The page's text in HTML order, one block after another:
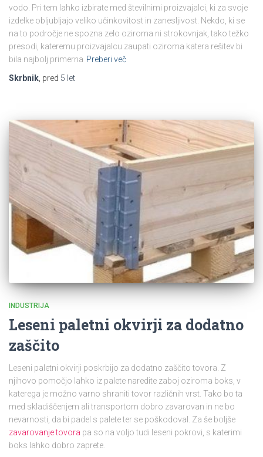
vodo. Pri tem lahko izbirate med številnimi proizvajalci, ki za svoje
izdelke obljubljajo veliko učinkovitost in zanesljivost. Nekdo, ki se
na to področje ne spozna zelo oziroma ni strokovnjak, tako težko
presodi, kateremu proizvajalcu zaupati oziroma katera rešitev bi
bila najbolj primerna Preberi več
Skrbnik , pred 5 let
INDUSTRIJA
Leseni paletni okvirji za dodatno
zaščito
Leseni paletni okvirji poskrbijo za dodatno zaščito tovora. Z
njihovo pomočjo lahko iz palete naredite zaboj oziroma boks, v
katerega je možno varno shraniti tovor različnih vrst. Tako bo ta
med skladiščenjem ali transportom dobro zavarovan in ne bo
nevarnosti, da bi padel s palete ter se poškodoval. Za še boljše
zavarovanje tovora pa so na voljo tudi leseni pokrovi, s katerimi
boks lahko dobro zaprete.